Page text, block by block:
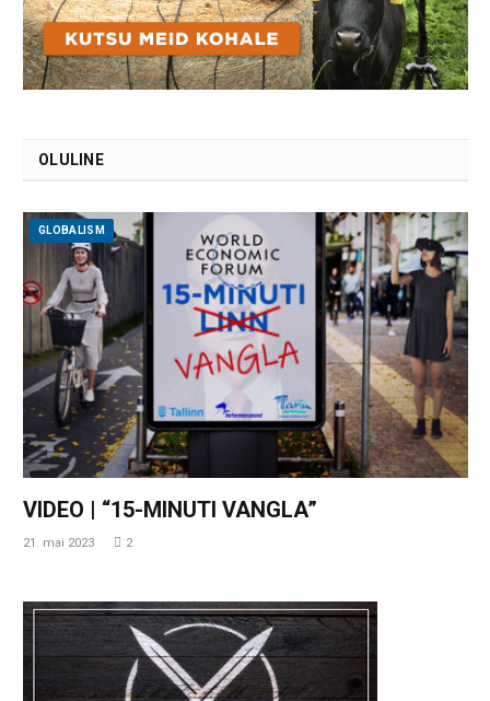
OLULINE
GLOBALISM
VIDEO | “15-MINUTI VANGLA”
21. mai 2023 2